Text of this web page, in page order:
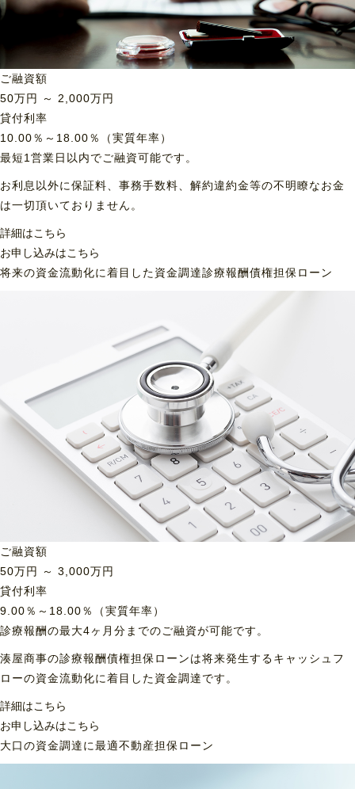
ご融資額
50万円 ～ 2,000万円
貸付利率
10.00％～18.00％（実質年率）
最短1営業日以内でご融資可能です。
お利息以外に保証料、事務手数料、解約違約金等の不明瞭なお金
は一切頂いておりません。
詳細はこちら
お申し込みはこちら
将来の資金流動化に着目した資金調達診療報酬債権担保ローン
ご融資額
50万円 ～ 3,000万円
貸付利率
9.00％～18.00％（実質年率）
診療報酬の最大4ヶ月分までのご融資が可能です。
湊屋商事の診療報酬債権担保ローンは将来発生するキャッシュフ
ローの資金流動化に着目した資金調達です。
詳細はこちら
お申し込みはこちら
大口の資金調達に最適不動産担保ローン